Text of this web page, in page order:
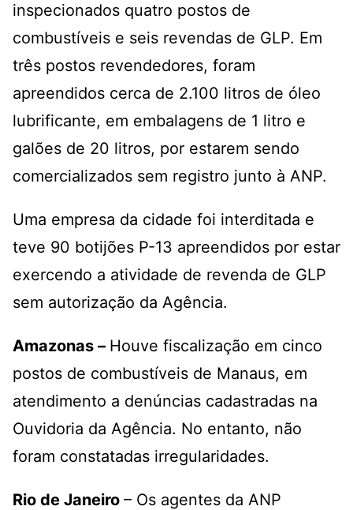
inspecionados quatro postos de
combustíveis e seis revendas de GLP. Em
três postos revendedores, foram
apreendidos cerca de 2.100 litros de óleo
lubrificante, em embalagens de 1 litro e
galões de 20 litros, por estarem sendo
comercializados sem registro junto à ANP.
Uma empresa da cidade foi interditada e
teve 90 botijões P-13 apreendidos por estar
exercendo a atividade de revenda de GLP
sem autorização da Agência.
Amazonas – Houve fiscalização em cinco
postos de combustíveis de Manaus, em
atendimento a denúncias cadastradas na
Ouvidoria da Agência. No entanto, não
foram constatadas irregularidades.
Rio de Janeiro – Os agentes da ANP